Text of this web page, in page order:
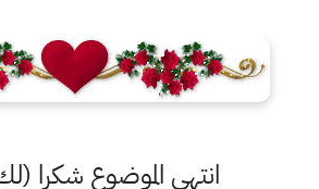
انتهى الموضوع شكرا